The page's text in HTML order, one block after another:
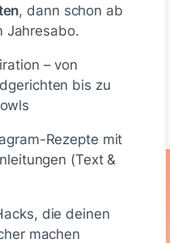
, dann schon ab
Jahresabo.
– von
bis zu
Rezepte mit
(Text &
die deinen
machen
Schreiben